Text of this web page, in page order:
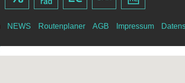
NEWS Routenplaner AGB Impressum